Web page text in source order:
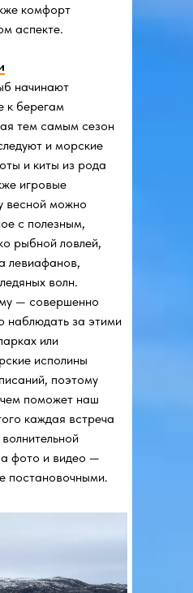
начинают
к берегам
тем самым сезон
и морские
и киты из рода
игровые
весной можно
с полезным,
рыбной ловлей,
левиафанов,
волн.
— совершенно
наблюдать за этими
или
исполины
поэтому
чем поможет наш
каждая встреча
фото и видео —
постановочными.
комфорт
аспекте.